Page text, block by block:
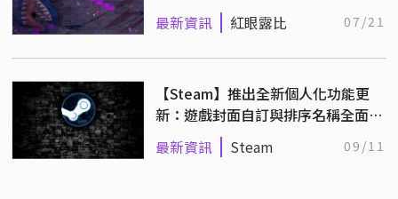
發售
最新資訊 紅眼露比 07/21
【Steam】推出全新個人化功能更
新：遊戲封面自訂與排序名稱全面開
放！
最新資訊 Steam 09/11